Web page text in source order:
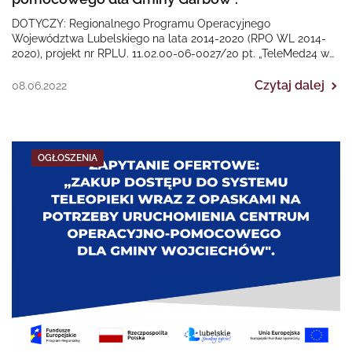
DOTYCZY: Regionalnego Programu Operacyjnego
Województwa Lubelskiego na lata 2014-2020 (RPO WL 2014-
2020), projekt nr RPLU. 11.02.00-06-0027/20 pt. „TeleMed24 w
08.06.2022
Czytaj dalej
OGŁOSZENIA